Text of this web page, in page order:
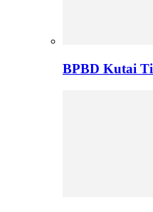
BPBD Kutai